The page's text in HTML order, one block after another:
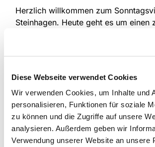
Diese Webseite verwendet Cookies
Wir verwenden Cookies, um Inhalte und
personalisieren, Funktionen für soziale
zu können und die Zugriffe auf unsere
analysieren. Außerdem geben wir
Verwendung unserer Website an unsere
Herzlich willkommen zum
Steinhagen. Heute geht es um einen
geschehen? Wie kann Hass und
werden?
Mit Liedern gesungen von Annette
Predigt von Marcel Friesen
Gottes Segen für die neue Woche.
Bleibt behütet im Segen unseres
Das Team der Steinhagener